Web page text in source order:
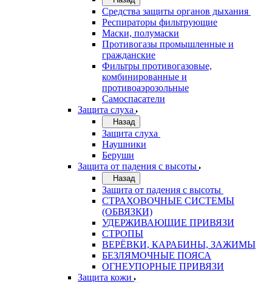
Средства защиты органов дыхания
Респираторы фильтрующие
Маски, полумаски
Противогазы промышленные и
гражданские
Фильтры противогазовые,
комбинированные и
противоаэрозольные
Самоспасатели
Защита слуха
Назад
Защита слуха
Наушники
Беруши
Защита от падения с высоты
Назад
Защита от падения с высоты
СТРАХОВОЧНЫЕ СИСТЕМЫ
(ОБВЯЗКИ)
УДЕРЖИВАЮЩИЕ ПРИВЯЗИ
СТРОПЫ
ВЕРЁВКИ, КАРАБИНЫ, ЗАЖИМЫ
БЕЗЛЯМОЧНЫЕ ПОЯСА
ОГНЕУПОРНЫЕ ПРИВЯЗИ
Защита кожи